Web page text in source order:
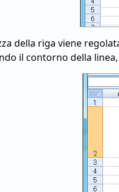
della riga viene
il contorno della